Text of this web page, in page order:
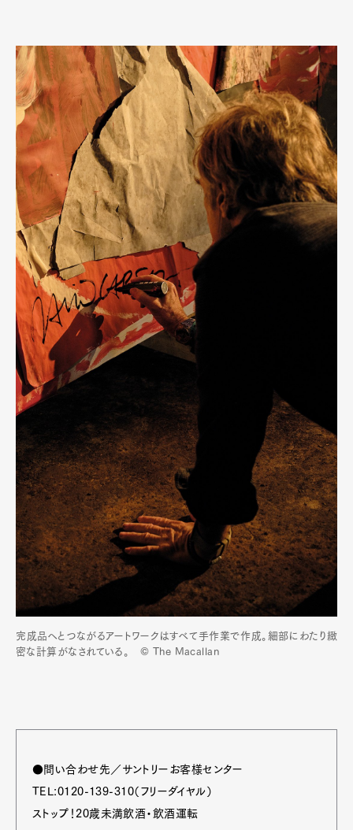
完成品へとつながるアートワークはすべて手作業で作成。細部にわたり緻
密な計算がなされている。 © The Macallan
●問い合わせ先／サントリーお客様センター
TEL:0120-139-310（フリーダイヤル）
ストップ！20歳未満飲酒・飲酒運転